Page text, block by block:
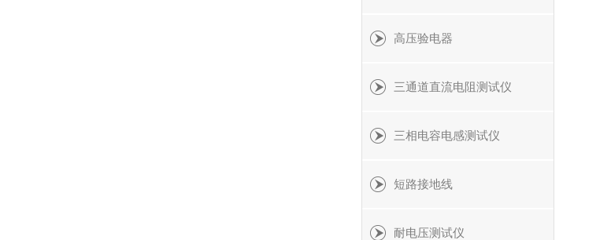
高压验电器
三通道直流电阻测试仪
三相电容电感测试仪
短路接地线
耐电压测试仪